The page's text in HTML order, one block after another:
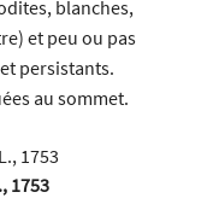
blanches,
et peu ou pas
persistants.
au sommet.
1753